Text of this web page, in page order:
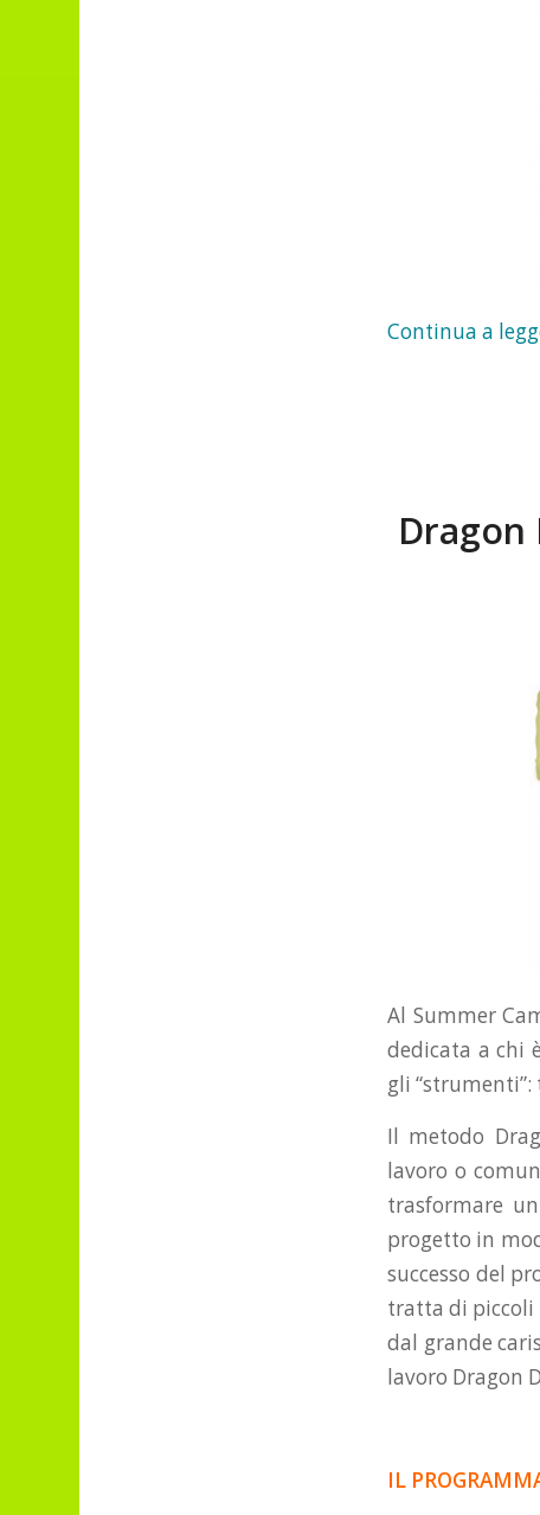
Continua a
Dragon
Al Summer
dedicata a chi
gli
Il metodo
lavoro o
trasformare
progetto in
successo del
tratta di piccoli
dal grande
lavoro Dragon
IL